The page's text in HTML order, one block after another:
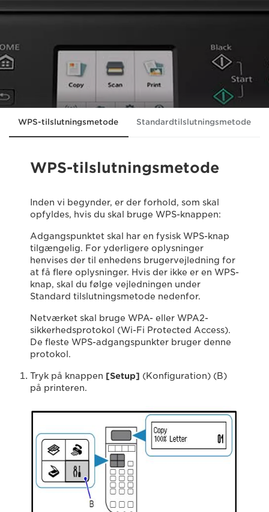
WPS-tilslutningsmetode Standardtilslutningsmetode
WPS-tilslutningsmetode
Inden vi begynder, er der forhold, som skal
opfyldes, hvis du skal bruge WPS-knappen:
Adgangspunktet skal har en fysisk WPS-knap
tilgængelig. For yderligere oplysninger
henvises der til enhedens brugervejledning for
at få flere oplysninger. Hvis der ikke er en WPS-
knap, skal du følge vejledningen under
Standard tilslutningsmetode nedenfor.
Netværket skal bruge WPA- eller WPA2-
sikkerhedsprotokol (Wi-Fi Protected Access).
De fleste WPS-adgangspunkter bruger denne
protokol.
Tryk på knappen [Setup] (Konfiguration) (B)
på printeren.